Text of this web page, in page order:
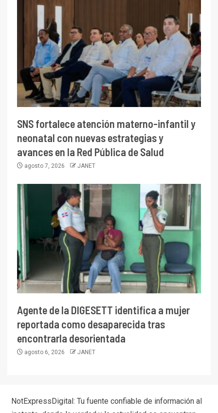
SNS fortalece atención materno-infantil y
neonatal con nuevas estrategias y
avances en la Red Pública de Salud
agosto 7, 2026 JANET
Agente de la DIGESETT identifica a mujer
reportada como desaparecida tras
encontrarla desorientada
agosto 6, 2026 JANET
NotExpressDigital: Tu fuente confiable de información al